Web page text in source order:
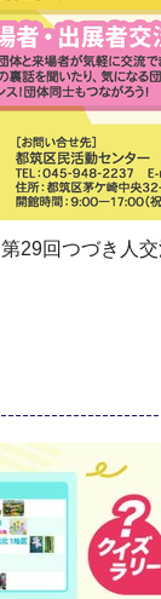
第29回つづき人